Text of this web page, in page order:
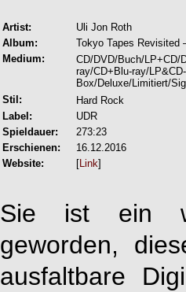
Artist:
Uli Jon Roth
Album:
Tokyo Tapes Revisited
Medium:
CD/DVD/Buch/LP+CD/
ray/CD+Blu-ray/LP&CD-
Box/Deluxe/Limitiert/
Stil:
Hard Rock
Label:
UDR
Spieldauer:
273:23
Erschienen:
16.12.2016
Website:
[Link]
Sie ist ein
geworden,
ausfaltbare